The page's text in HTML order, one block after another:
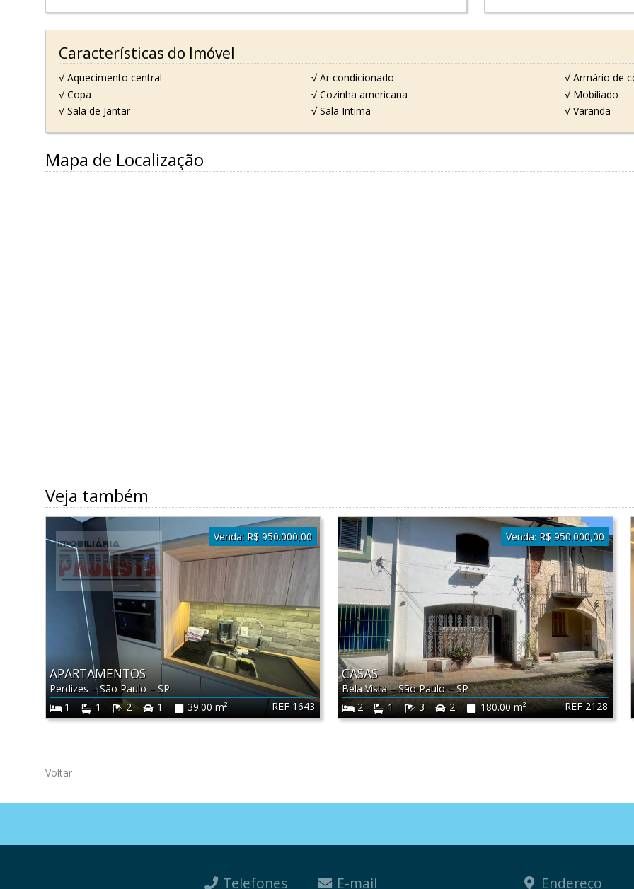
Características do Imóvel
√ Aquecimento central √ Ar condicionado
√ Armário de
√ Copa
√ Cozinha americana
√ Mobiliado
√ Sala de Jantar
√ Sala Intima √ Varanda
Mapa de Localização
Veja também
REF 1643
APARTAMENTOS
Perdizes –São Paulo – SP
1
1 2 1 39.00 m²
Venda: R$ 950.000,00
REF 2128
CASAS
Bela Vista–São Paulo–SP
2
1 3 2 180.00 m²
Venda: R$ 950.000,00
Voltar
Telefones E-mail Endereço